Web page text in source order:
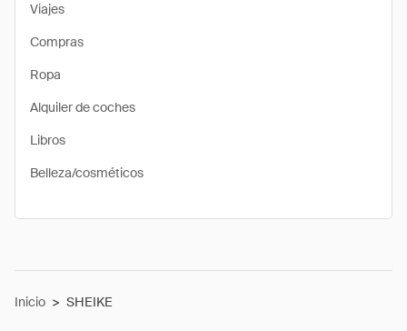
Viajes
Compras
Ropa
Alquiler de coches
Libros
Belleza/cosméticos
Inicio > SHEIKE